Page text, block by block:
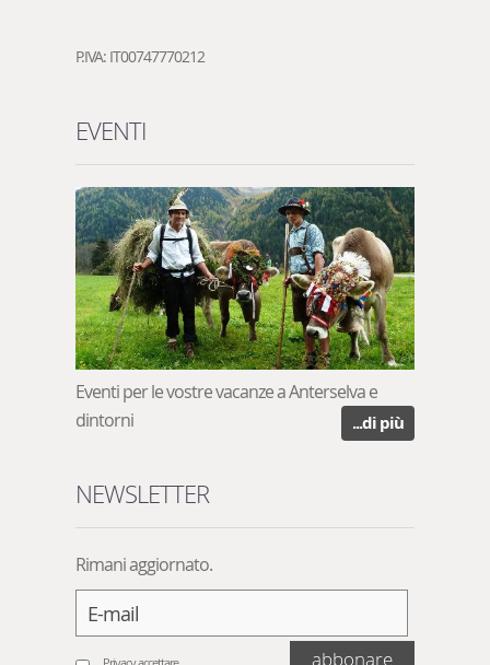
P.IVA: IT00747770212
EVENTI
Eventi per le vostre vacanze a Anterselva e
dintorni
...di più
NEWSLETTER
Rimani aggiornato.
abbonare